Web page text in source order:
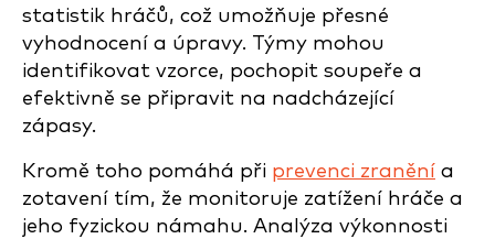
statistik hráčů, což umožňuje přesné
vyhodnocení a úpravy. Týmy mohou
identifikovat vzorce, pochopit soupeře a
efektivně se připravit na nadcházející
zápasy.
Kromě toho pomáhá při prevenci zranění a
zotavení tím, že monitoruje zatížení hráče a
jeho fyzickou námahu. Analýza výkonnosti